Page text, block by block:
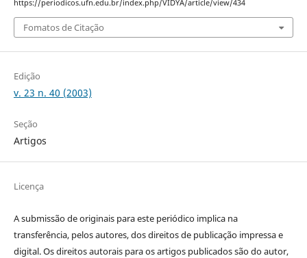
https://periodicos.ufn.edu.br/index.php/VIDYA/article/view/434
Fomatos de Citação
Edição
v. 23 n. 40 (2003)
Seção
Artigos
Licença
A submissão de originais para este periódico implica na
transferência, pelos autores, dos direitos de publicação impressa e
digital. Os direitos autorais para os artigos publicados são do autor,